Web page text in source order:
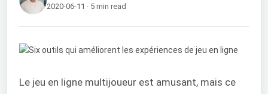
2020-06-11 · 5 min read
Le jeu en ligne multijoueur est amusant, mais ce